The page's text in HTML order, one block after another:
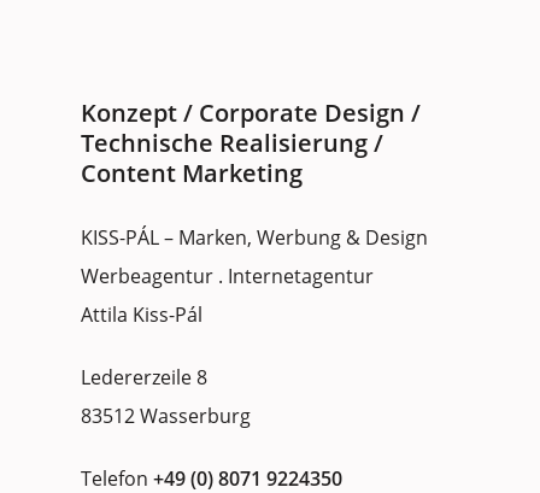
Konzept / Corporate Design /
Technische Realisierung /
Content Marketing
KISS-PÁL – Marken, Werbung & Design
Werbeagentur . Internetagentur
Attila Kiss-Pál
Ledererzeile 8
83512 Wasserburg
Telefon+49 (0) 8071 9224350